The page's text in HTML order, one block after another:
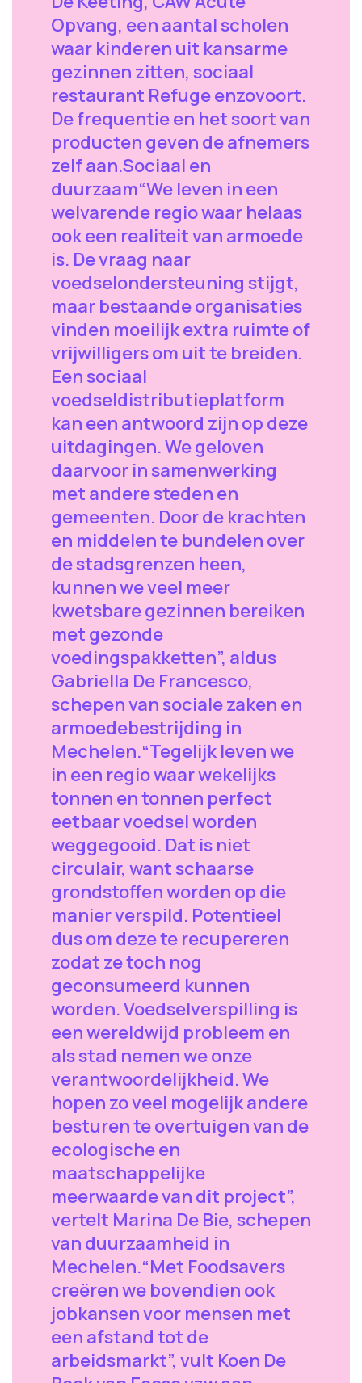
Opvang, een aantal scholen
waar kinderen uit kansarme
gezinnen zitten, sociaal
restaurant Refuge enzovoort.
De frequentie en het soort van
producten geven de afnemers
zelf aan.Sociaal en
duurzaam“We leven in een
welvarende regio waar helaas
ook een realiteit van armoede
is. De vraag naar
voedselondersteuning stijgt,
maar bestaande organisaties
vinden moeilijk extra ruimte of
vrijwilligers om uit te breiden.
Een sociaal
voedseldistributieplatform
kan een antwoord zijn op deze
uitdagingen. We geloven
daarvoor in samenwerking
met andere steden en
gemeenten. Door de krachten
en middelen te bundelen over
de stadsgrenzen heen,
kunnen we veel meer
kwetsbare gezinnen bereiken
met gezonde
voedingspakketten”, aldus
Gabriella De Francesco,
schepen van sociale zaken en
armoedebestrijding in
Mechelen.“Tegelijk leven we
in een regio waar wekelijks
tonnen en tonnen perfect
eetbaar voedsel worden
weggegooid. Dat is niet
circulair, want schaarse
grondstoffen worden op die
manier verspild. Potentieel
dus om deze te recupereren
zodat ze toch nog
geconsumeerd kunnen
worden. Voedselverspilling is
een wereldwijd probleem en
als stad nemen we onze
verantwoordelijkheid. We
hopen zo veel mogelijk andere
besturen te overtuigen van de
ecologische en
maatschappelijke
meerwaarde van dit project”,
vertelt Marina De Bie, schepen
van duurzaamheid in
Mechelen.“Met Foodsavers
creëren we bovendien ook
jobkansen voor mensen met
een afstand tot de
arbeidsmarkt”, vult Koen De